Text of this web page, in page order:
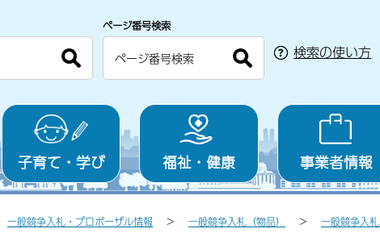
ページ番号検索
検索の使い方
子育て・学び 福祉・健康 事業者情報
一般競争入札・プロポーザル情報 一般競争入札（物品） 一般競争入